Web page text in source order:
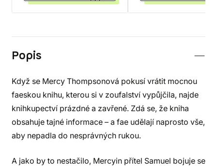
Popis
Když se Mercy Thompsonová pokusí vrátit mocnou
faeskou knihu, kterou si v zoufalství vypůjčila, najde
knihkupectví prázdné a zavřené. Zdá se, že kniha
obsahuje tajné informace – a fae udělají naprosto vše,
aby nepadla do nesprávných rukou.
A jako by to nestačilo, Mercyin přítel Samuel bojuje se